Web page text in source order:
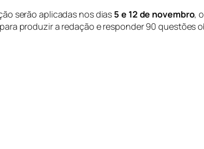
serão aplicadas nos dias 5 e 12 de novembro,
produzir a redação e responder 90